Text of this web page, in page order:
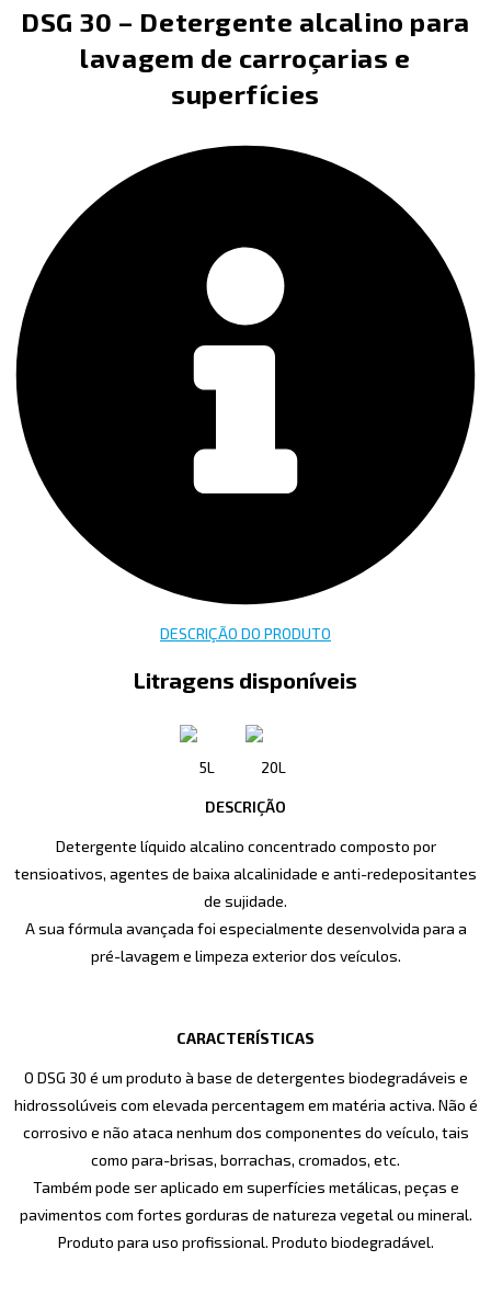
DSG 30 – Detergente alcalino para
lavagem de carroçarias e
superfícies
DESCRIÇÃO DO PRODUTO
Litragens disponíveis
5L 20L
DESCRIÇÃO
Detergente líquido alcalino concentrado composto por
tensioativos, agentes de baixa alcalinidade e anti-redepositantes
de sujidade.
A sua fórmula avançada foi especialmente desenvolvida para a
pré-lavagem e limpeza exterior dos veículos.
CARACTERÍSTICAS
O DSG 30 é um produto à base de detergentes biodegradáveis e
hidrossolúveis com elevada percentagem em matéria activa. Não é
corrosivo e não ataca nenhum dos componentes do veículo, tais
como para-brisas, borrachas, cromados, etc.
Também pode ser aplicado em superfícies metálicas, peças e
pavimentos com fortes gorduras de natureza vegetal ou mineral.
Produto para uso profissional. Produto biodegradável.